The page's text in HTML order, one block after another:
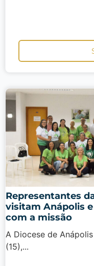
Representantes
visitam Anápolis
com a missão
A Diocese de
(15),...